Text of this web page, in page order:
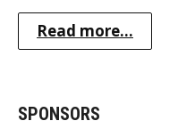
Read more...
SPONSORS